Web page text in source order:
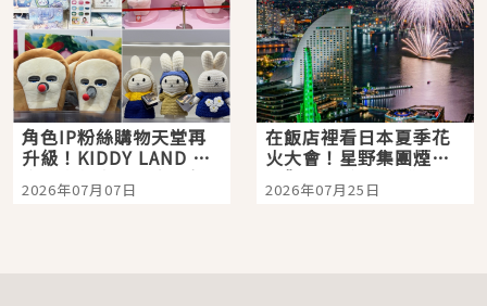
角色IP粉絲購物天堂再
升級！KIDDY LAND 原
宿店吉伊卡哇迎客，新
開幕 OMOKADO 店3分
2026年07月07日
在飯店裡看日本夏季花
火大會！星野集團煙火
景觀飯店6選，讓你不用
人擠人悠閒欣賞
2026年07月25日